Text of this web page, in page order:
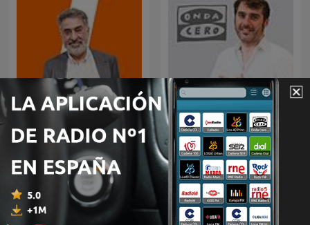
Mañanas en Libertad con
Luis del Pino
La brújula